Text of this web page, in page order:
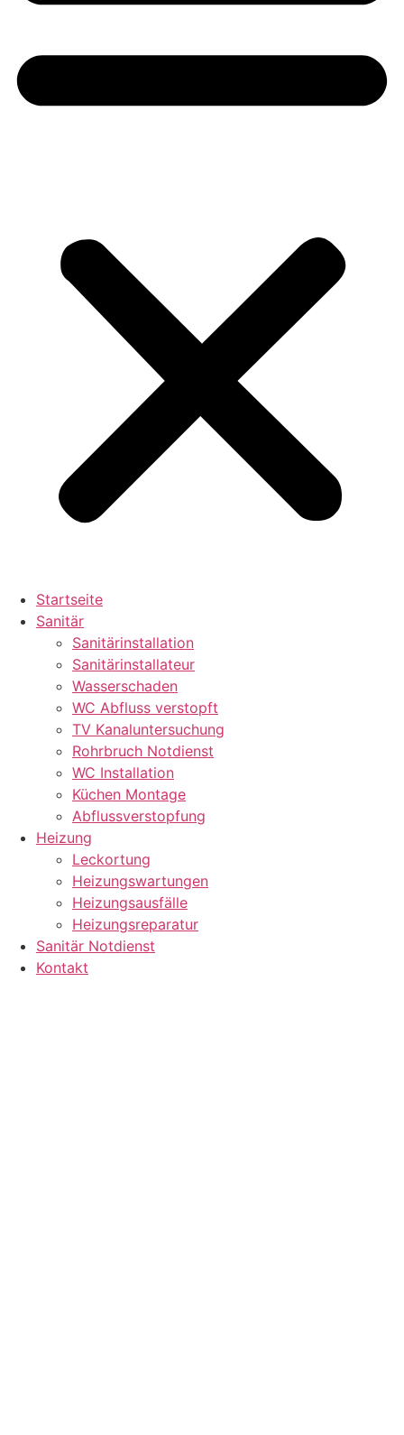
Startseite
Sanitär
Sanitärinstallation
Sanitärinstallateur
Wasserschaden
WC Abfluss verstopft
TV Kanaluntersuchung
Rohrbruch Notdienst
WC Installation
Küchen Montage
Abflussverstopfung
Heizung
Leckortung
Heizungswartungen
Heizungsausfälle
Heizungsreparatur
Sanitär Notdienst
Kontakt